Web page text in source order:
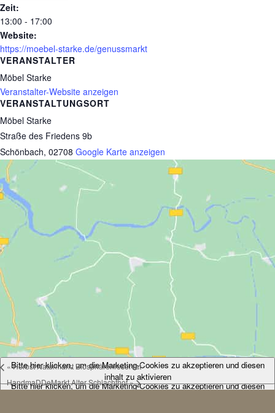
Zeit:
13:00 - 17:00
Website:
https://moebel-starke.de/genussmarkt
VERANSTALTER
Möbel Starke
Veranstalter-Website anzeigen
VERANSTALTUNGSORT
Möbel Starke
Straße des Friedens 9b
Schönbach, 02708 Google Karte anzeigen
Bitte hier klicken, um die Marketing-Cookies zu akzeptieren und diesen
Bitte hier klicken, um die Marketing-Cookies zu akzeptieren und diesen
inhalt zu aktivieren
«Herbst Naturmarkt Biosphärenreservat
HandmaDDeMarkt Alter Schlachthof»